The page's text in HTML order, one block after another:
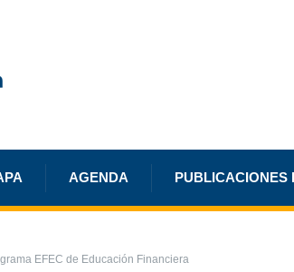
AGENDA PUBLICACIONES
EFEC de Educación Financiera